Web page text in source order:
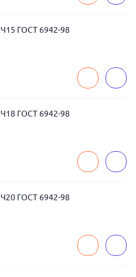
ГОСТ 6942-98
ГОСТ 6942-98
ГОСТ 6942-98